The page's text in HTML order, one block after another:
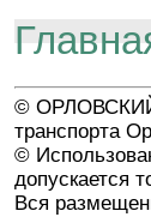
©
транспорта
©
допускается
Вся